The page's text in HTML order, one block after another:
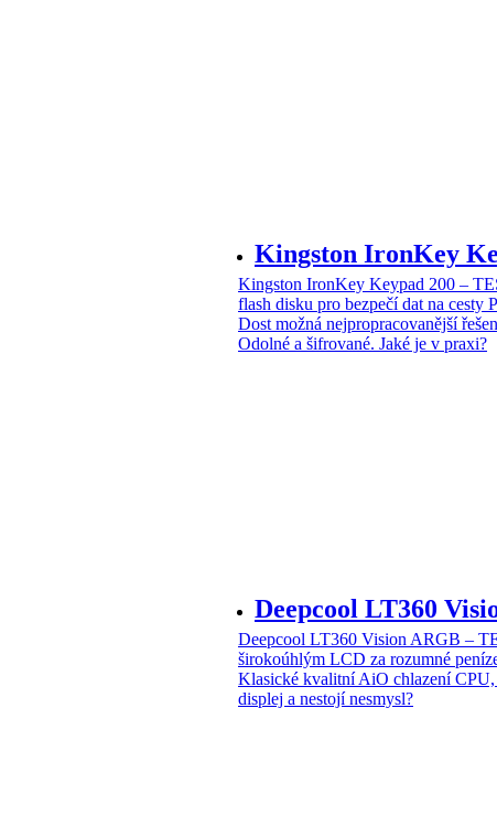
Kingston IronKey
Kingston IronKey Keypad 200 –
flash disku pro bezpečí dat na cesty
Dost možná nejpropracovanější
Odolné a šifrované. Jaké je v praxi?
Deepcool LT360
Deepcool LT360 Vision ARGB –
širokoúhlým LCD za rozumné
Klasické kvalitní AiO chlazení
displej a nestojí nesmysl?